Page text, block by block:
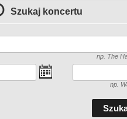
Szukaj koncertu
np. The
np.